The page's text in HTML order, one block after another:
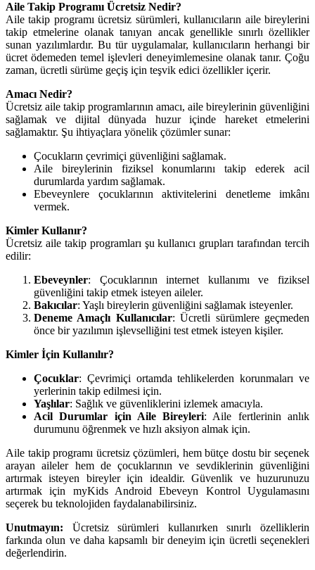
Aile Takip Programı Ücretsiz Nedir?
Aile takip programı ücretsiz sürümleri, kullanıcıların aile bireylerini
takip etmelerine olanak tanıyan ancak genellikle sınırlı özellikler
sunan yazılımlardır. Bu tür uygulamalar, kullanıcıların herhangi bir
ücret ödemeden temel işlevleri deneyimlemesine olanak tanır. Çoğu
zaman, ücretli sürüme geçiş için teşvik edici özellikler içerir.
Amacı Nedir?
Ücretsiz aile takip programlarının amacı, aile bireylerinin güvenliğini
sağlamak ve dijital dünyada huzur içinde hareket etmelerini
sağlamaktır. Şu ihtiyaçlara yönelik çözümler sunar:
Çocukların çevrimiçi güvenliğini sağlamak.
Aile bireylerinin fiziksel konumlarını takip ederek acil
durumlarda yardım sağlamak.
Ebeveynlere çocuklarının aktivitelerini denetleme imkânı
vermek.
Kimler Kullanır?
Ücretsiz aile takip programları şu kullanıcı grupları tarafından tercih
edilir:
Ebeveynler: Çocuklarının internet kullanımı ve fiziksel
güvenliğini takip etmek isteyen aileler.
Bakıcılar: Yaşlı bireylerin güvenliğini sağlamak isteyenler.
Deneme Amaçlı Kullanıcılar: Ücretli sürümlere geçmeden
önce bir yazılımın işlevselliğini test etmek isteyen kişiler.
Kimler İçin Kullanılır?
Çocuklar: Çevrimiçi ortamda tehlikelerden korunmaları ve
yerlerinin takip edilmesi için.
Yaşlılar: Sağlık ve güvenliklerini izlemek amacıyla.
Acil Durumlar için Aile Bireyleri: Aile fertlerinin anlık
durumunu öğrenmek ve hızlı aksiyon almak için.
Aile takip programı ücretsiz çözümleri, hem bütçe dostu bir seçenek
arayan aileler hem de çocuklarının ve sevdiklerinin güvenliğini
artırmak isteyen bireyler için idealdir. Güvenlik ve huzurunuzu
artırmak için myKids Android Ebeveyn Kontrol Uygulamasını
seçerek bu teknolojiden faydalanabilirsiniz.
Unutmayın: Ücretsiz sürümleri kullanırken sınırlı özelliklerin
farkında olun ve daha kapsamlı bir deneyim için ücretli seçenekleri
değerlendirin.